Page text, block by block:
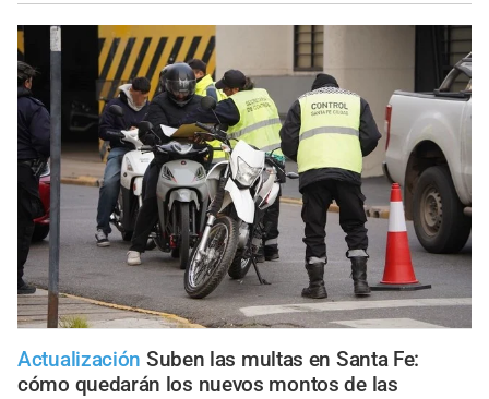
Actualización Suben las multas en Santa Fe:
cómo quedarán los nuevos montos de las